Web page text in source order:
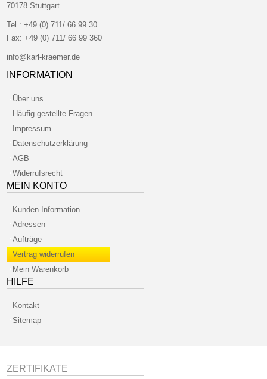
70178 Stuttgart
Tel.:+49 (0) 711/ 66 99 30
Fax: +49 (0) 711/ 66 99 360
info@karl-kraemer.de
INFORMATION
Über uns
Häufig gestellte Fragen
Impressum
Datenschutzerklärung
AGB
Widerrufsrecht
MEIN KONTO
Kunden-Information
Adressen
Aufträge
Vertrag widerrufen
Mein Warenkorb
HILFE
Kontakt
Sitemap
ZERTIFIKATE